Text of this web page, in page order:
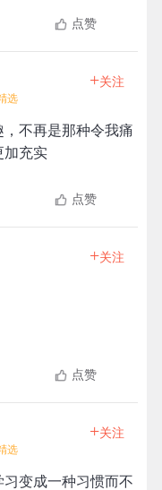
点赞
选
+关注
不再是那种令我痛
加充实
点赞
+关注
点赞
选
+关注
变成一种习惯而不